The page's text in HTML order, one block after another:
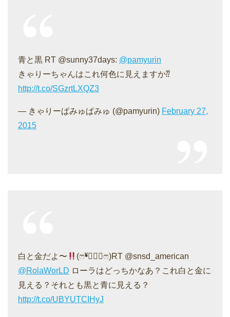
青と黒 RT @sunny37days: @pamyurin
きゃりーちゃんはこれ何色に見えますか⁇
http://t.co/SGzrtLXQZ3
— きゃりーぱみゅぱみゅ (@pamyurin) February 27,
2015
白と金だよ〜
(ෆ❛ั◡❛ัෆ)RT @snsd_american
@RolaWorLD ローラはどっちかなあ？これ白と金に
見える？それとも黒と青に見える？
http://t.co/UBYUTCIHyJ